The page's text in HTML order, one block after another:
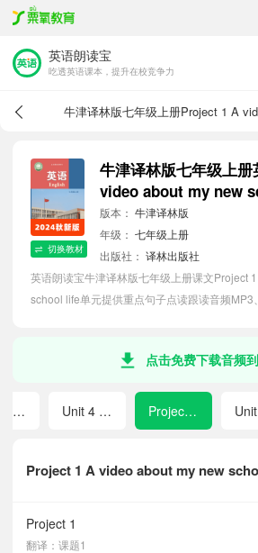
英语朗读宝
吃透英语课本，提升在校竞争力
切换教材
牛津译林版七年级上
video about my new
频
版本： 牛津译林版
年级： 七年级上册
出版社： 译林出版社
英语朗读宝牛津译林版七年级上册课文Project
school life单元提供重点句子点读跟读音频MP3
点击免费下载音频
Project 1
翻译：课题1
Unit 3 Welcome to our school! Unit 4 School days Project 1 A video about my new school life